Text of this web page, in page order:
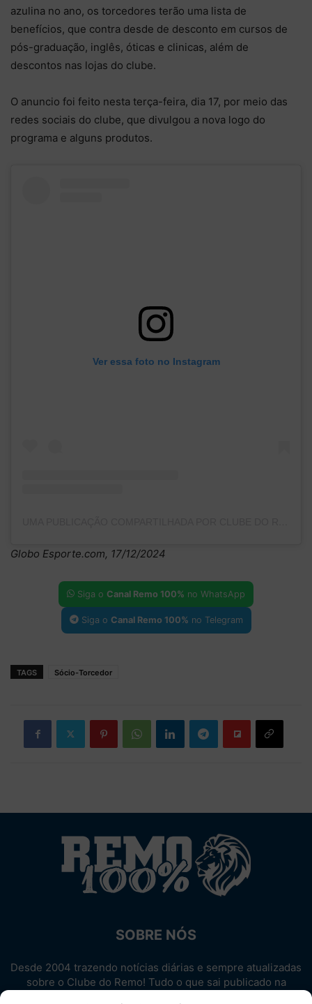
azulina no ano, os torcedores terão uma lista de
benefícios, que contra desde de desconto em cursos de
pós-graduação, inglês, óticas e clinicas, além de
descontos nas lojas do clube.
O anuncio foi feito nesta terça-feira, dia 17, por meio das
redes sociais do clube, que divulgou a nova logo do
programa e alguns produtos.
Ver essa foto no Instagram
Globo Esporte.com, 17/12/2024
Siga o Canal Remo 100% no WhatsApp
Siga o Canal Remo 100% no Telegram
TAGS Sócio-Torcedor
SOBRE NÓS
Desde 2004 trazendo notícias diárias e sempre atualizadas
sobre o Clube do Remo! Tudo o que sai publicado na